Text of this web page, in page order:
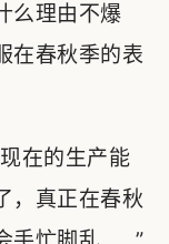
么理由不爆
在春秋季的表
在的生产能
，真正在春秋